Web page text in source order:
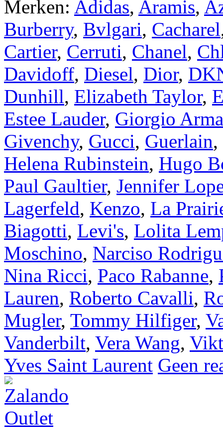
Merken: Adidas, Aramis,
Burberry, Bvlgari, Cacharel
Cartier, Cerruti, Chanel,
Davidoff, Diesel, Dior,
Dunhill, Elizabeth Taylor,
Estee Lauder, Giorgio
Givenchy, Gucci, Guerlain,
Helena Rubinstein, Hugo
Paul Gaultier, Jennifer
Lagerfeld, Kenzo, La
Biagotti, Levi's, Lolita
Moschino, Narciso
Nina Ricci, Paco Rabanne,
Lauren, Roberto Cavalli,
Mugler, Tommy Hilfiger,
Vanderbilt, Vera Wang,
Yves Saint Laurent Geen